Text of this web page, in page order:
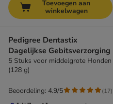
Toevoegen aan
winkelwagen
Pedigree Dentastix
Dagelijkse Gebitsverzorging
5 Stuks voor middelgrote Honden
(128 g)
Beoordeling: 4.9/5 (17)